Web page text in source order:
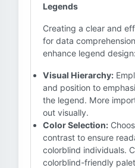
Legends
Creating a clear and
for data
enhance legend design:
Visual Hierarchy:
and position to
the legend. More
out visually.
Color Selection:
contrast to ensure
colorblind individuals.
colorblind-friendly